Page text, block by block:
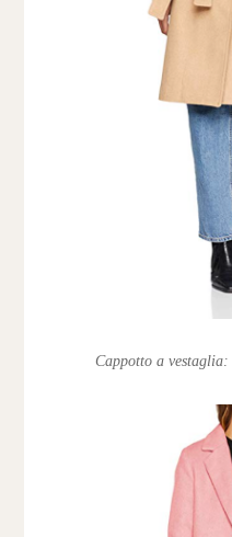
Cappotto a vestaglia: